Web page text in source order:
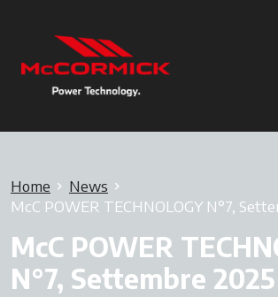
Home
News
McC POWER TECHNOLOGY N°7,
McC POWER
N°7, Settembre 2025